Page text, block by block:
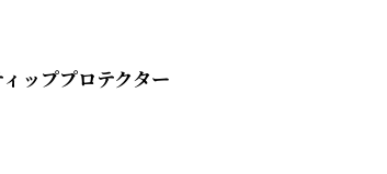
ッププロテクター